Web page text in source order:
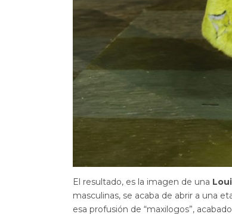
El resultado, es la imagen de una
masculinas, se acaba de abrir a una
esa profusión de “maxilogos”,